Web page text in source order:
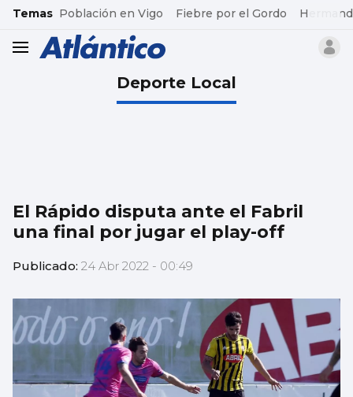
common.go-to-content
Temas Población en Vigo Fiebre por el Gordo
header.menu.open
Deporte Local
El Rápido disputa ante el Fabril
una final por jugar el play-off
Publicado: 24 Abr 2022 - 00:49